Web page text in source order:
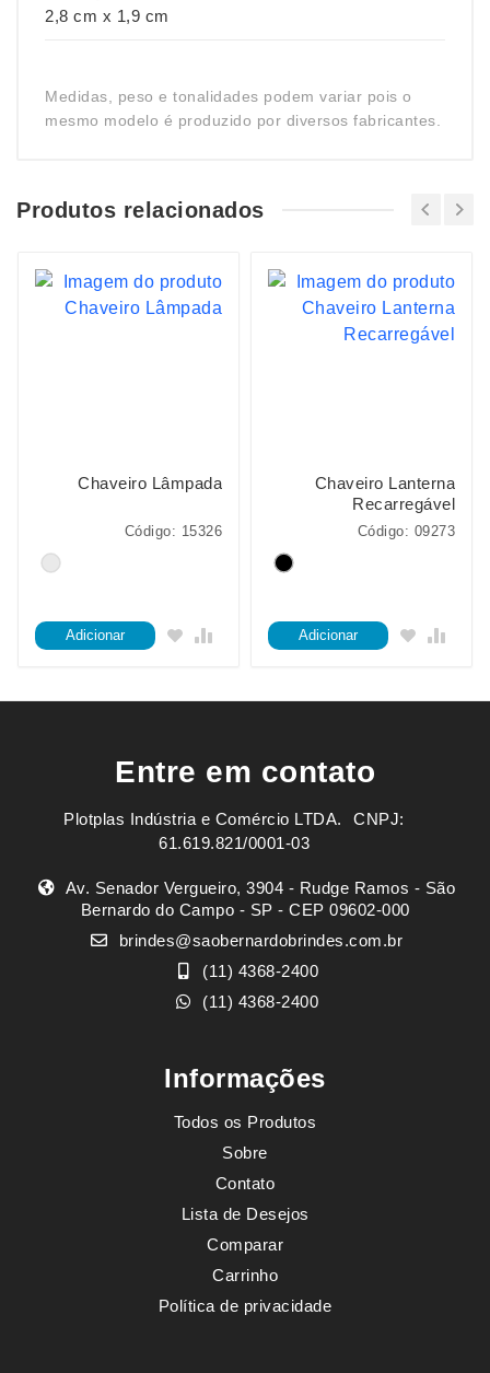
2,8 cm x 1,9 cm
Medidas, peso e tonalidades podem variar pois o
mesmo modelo é produzido por diversos fabricantes.
Produtos relacionados
Chaveiro Lâmpada
Código: 15326
Adicionar
Chaveiro Lanterna
Recarregável
Código: 09273
Adicionar
Entre em contato
Plotplas Indústria e Comércio LTDA. ㅤㅤㅤ CNPJ:
61.619.821/0001-03
Av. Senador Vergueiro, 3904 - Rudge Ramos - São
Bernardo do Campo - SP - CEP 09602-000
brindes@saobernardobrindes.com.br
(11) 4368-2400
(11) 4368-2400
Informações
Todos os Produtos
Sobre
Contato
Lista de Desejos
Comparar
Carrinho
Política de privacidade